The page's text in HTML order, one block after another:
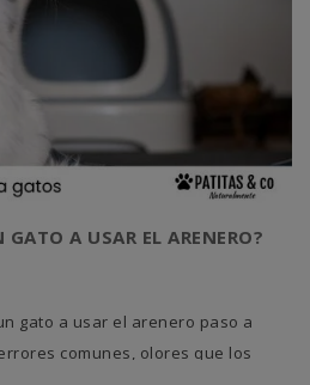
A USAR EL ARENERO?
gato a usar el arenero paso a
comunes, olores que los